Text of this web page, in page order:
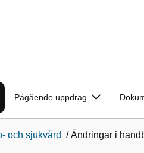
Pågående uppdrag
och sjukvård /Ändringar i